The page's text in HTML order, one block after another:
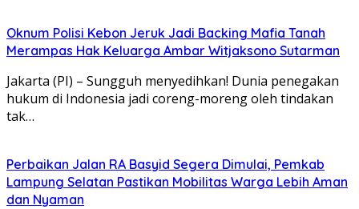
Oknum Polisi Kebon Jeruk Jadi Backing Mafia Tanah
Merampas Hak Keluarga Ambar Witjaksono Sutarman
Jakarta (PI) – Sungguh menyedihkan! Dunia penegakan
hukum di Indonesia jadi coreng-moreng oleh tindakan
tak…
Perbaikan Jalan RA Basyid Segera Dimulai, Pemkab
Lampung Selatan Pastikan Mobilitas Warga Lebih Aman
dan Nyaman